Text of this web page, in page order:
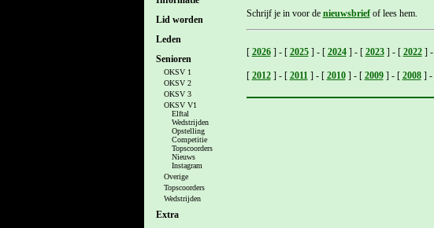
Lid worden
Leden
Senioren
OKSV 1
OKSV 2
OKSV 3
OKSV V1
Elftal
Wedstrijden
Opstelling
Competitie
Topscoorders
Nieuws
Instagram
Overige
Topscoorders
Wedstrijden
Extra
Schrijf je in voor de nieuwsbriefof lees hem.
[ 2026]- [ 2025]- [ 2024]- [ 2023]- [ 2022]-
[ 2012]- [ 2011 ]- [ 2010]- [ 2009]- [ 2008]-